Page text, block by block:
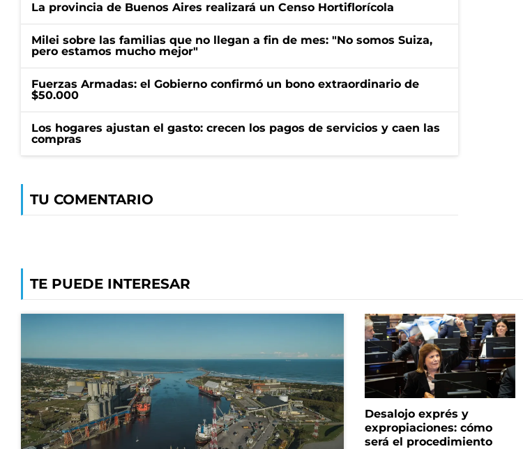
La provincia de Buenos Aires realizará un Censo Hortiflorícola
Milei sobre las familias que no llegan a fin de mes: "No somos Suiza,
pero estamos mucho mejor"
Fuerzas Armadas: el Gobierno confirmó un bono extraordinario de
$50.000
Los hogares ajustan el gasto: crecen los pagos de servicios y caen las
compras
TU COMENTARIO
TE PUEDE INTERESAR
Desalojo exprés y
expropiaciones: cómo
será el procedimiento